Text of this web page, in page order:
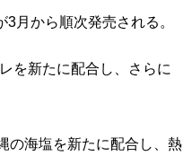
月から順次発売される。
を新たに配合し、さらに
の海塩を新たに配合し、熱